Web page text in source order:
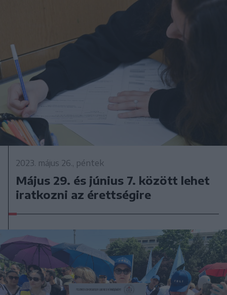
2023. május 26., péntek
Május 29. és június 7. között lehet
iratkozni az érettségire